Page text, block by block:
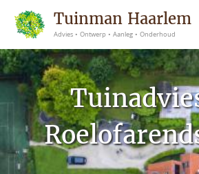
Tuinman Haarlem
Advies • Ontwerp • Aanleg • Onderhoud